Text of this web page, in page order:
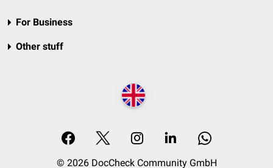
For Business
Other stuff
© 2026 DocCheck Community GmbH